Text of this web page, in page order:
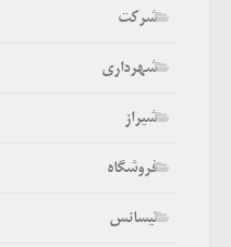
شرکت
شهرداری
شیراز
فروشگاه
لیسانس